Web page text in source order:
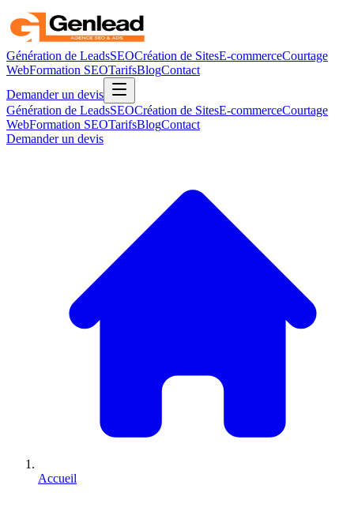
Génération de LeadsSEOCréation de SitesE-commerceCourtage
WebFormation SEOTarifsBlogContact
Demander un devis
Génération de LeadsSEOCréation de SitesE-commerceCourtage
WebFormation SEOTarifsBlogContact
Demander un devis
Accueil